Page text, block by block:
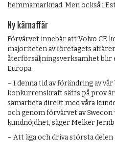
hemmamarknad. Men också i
Ny kärnaffär
Förvärvet innebär att Volvo CE
majoriteten av företagets
återförsäljningsverksamhet blir
Europa.
– I denna tid av förändring av
konkurrenskraft sätts på prov
samarbeta direkt med våra
och genom förvärvet av
kundnöjdhet, säger Melker
– Att äga och driva största